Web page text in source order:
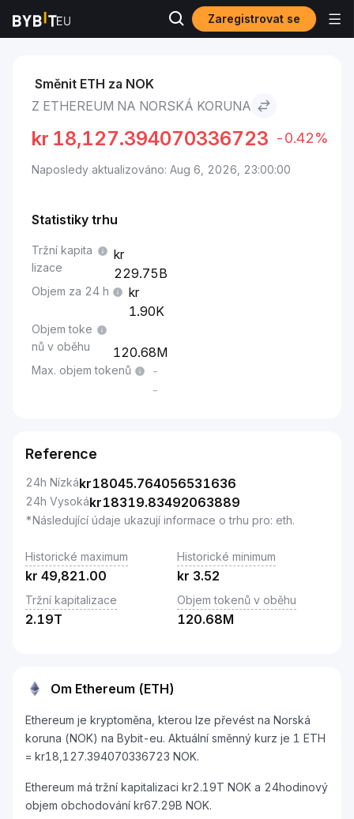
Zaregistrovat se
Trhy Cena Ethereum ETH Ethereum to Norská koruna
Směnit ETH za NOK
Z ETHEREUM NA NORSKÁ KORUNA
kr 18,127.394070336723 -0.42%
Naposledy aktualizováno: Aug 6, 2026, 23:00:00
Statistiky trhu
Tržní kapita
lizace
229.75B
Objem za 24 h
1.90K
Objem toke
nů v oběhu
120.68M
Max. objem tokenů
-
-
Reference
24h Nízkákr18045.764056531636
24h Vysokákr18319.83492063889
*Následující údaje ukazují informace o trhu pro: eth.
Historické maximum
kr 49,821.00
Historické minimum
kr 3.52
Tržní kapitalizace
2.19T
Objem tokenů v oběhu
120.68M
Om Ethereum (ETH)
Ethereum je kryptoměna, kterou lze převést na Norská
koruna (NOK) na Bybit-eu. Aktuální směnný kurz je 1 ETH
= kr18,127.394070336723 NOK.
Ethereum má tržní kapitalizaci kr2.19T NOK a 24hodinový
objem obchodování kr67.29B NOK.